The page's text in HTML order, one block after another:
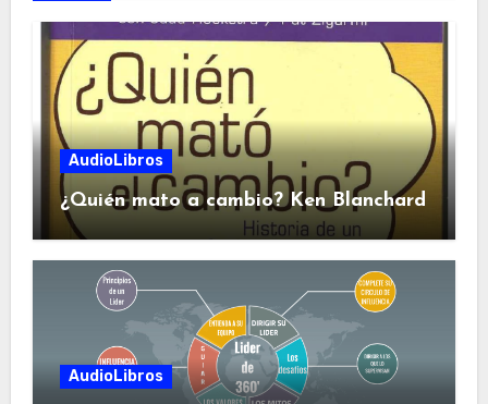
AudioLibros
¿Quién mato a cambio? Ken Blanchard
AudioLibros